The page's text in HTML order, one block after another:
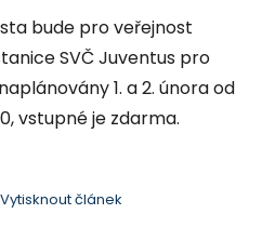
bude pro veřejnost
SVČ Juventus pro
1. a 2. února od
vstupné je zdarma.
Vytisknout článek